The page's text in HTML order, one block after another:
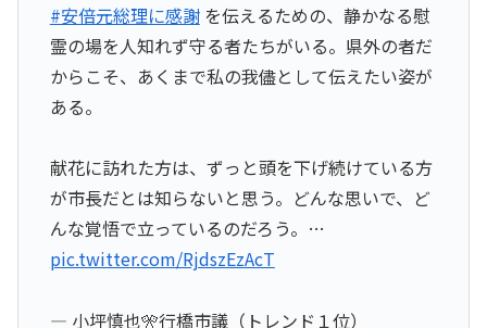
#安倍元総理に感謝を伝えるための、静かなる慰
霊の場を人知れず守る者たちがいる。県外の者だ
からこそ、あくまで私の我儘として伝えたい姿が
ある。
献花に訪れた方は、ずっと頭を下げ続けている方
が市長だとは知らないと思う。どんな思いで、ど
んな覚悟で立っているのだろう。…
pic.twitter.com/RjdszEzAcT
— 小坪慎也🎌行橋市議（トレンド１位）